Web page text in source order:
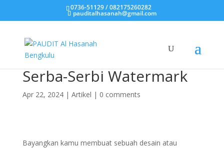
0736-51129 / 082175260282
pauditalhasanah@gmail.com
Serba-Serbi Watermark
Apr 22, 2024| Artikel | 0 comments
Bayangkan kamu membuat sebuah desain atau